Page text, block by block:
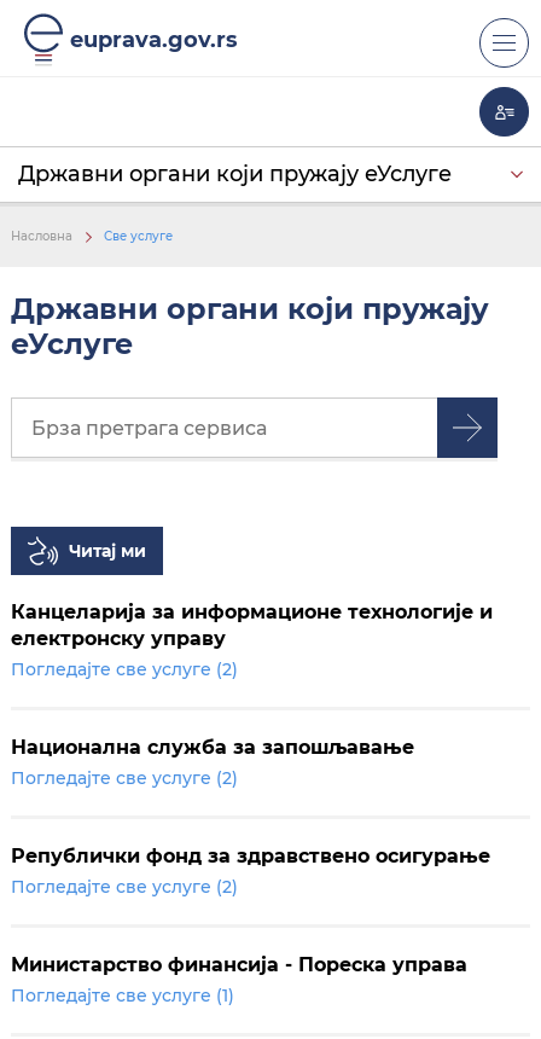
euprava.gov.rs
Државни органи који пружају еУслуге
Непознат
Локална самоуправа
Државна управа
Јавне службе
Предшколска установа
Установа основног образовања
Установа средњег образовања
Установа високог образовања
Центар за социјални рад
Амбасаде
Насловна Све услуге
Државни органи који пружају
еУслуге
Читај ми
Канцеларија за информационе технологије и
електронску управу
Погледајте све услуге (2)
Национална служба за запошљавање
Погледајте све услуге (2)
Републички фонд за здравствено осигурање
Погледајте све услуге (2)
Министарство финансија - Пореска управа
Погледајте све услуге (1)